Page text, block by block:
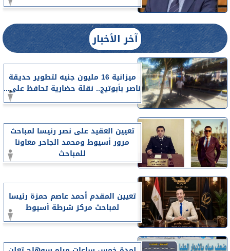
آخر الأخبار
ميزانية 16 مليون جنيه لتطوير حديقة
ناصر بأبوتيج.. نقلة حضارية تحافظ على...
تعيين العقيد على نصر رئيسا لمباحث
مرور أسيوط ومحمد الجاحر معاونا
للمباحث
تعيين المقدم أحمد عاصم حمزة رئيسا
لمباحث مركز شرطة أسيوط